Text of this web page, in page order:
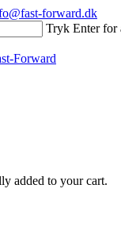
forward.dk
Tryk Enter for
added to your cart.